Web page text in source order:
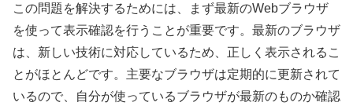
この問題を解決するためには、まず最新のWebブラウザ
を使って表示確認を行うことが重要です。最新のブラウザ
は、新しい技術に対応しているため、正しく表示されるこ
とがほとんどです。主要なブラウザは定期的に更新されて
いるので、自分が使っているブラウザが最新のものか確認